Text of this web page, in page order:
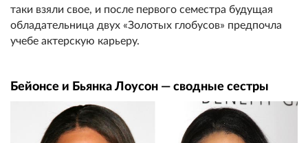
таки взяли свое, и после первого семестра будущая
обладательница двух «Золотых глобусов» предпочла
учебе актерскую карьеру.
Бейонсе и Бьянка Лоусон — сводные сестры